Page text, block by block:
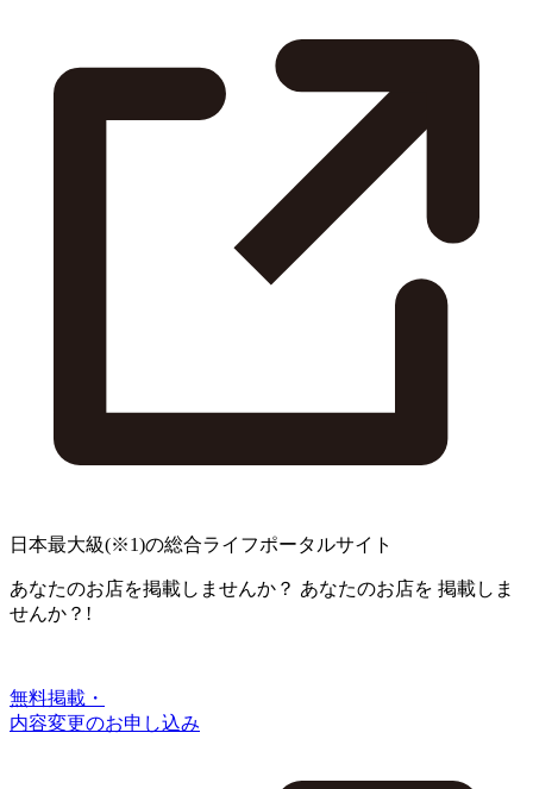
日本最大級(※1)の総合ライフポータルサイト
あなたのお店を掲載しませんか？ あなたのお店を 掲載しま
せんか？!
無料掲載・
内容変更のお申し込み